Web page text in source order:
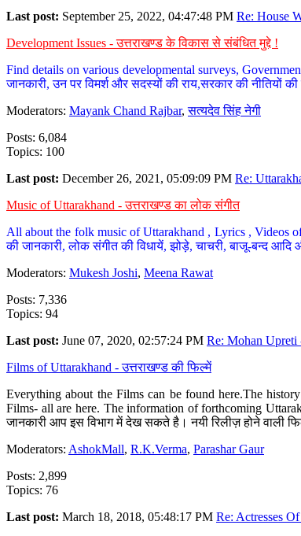
Last post: September 25, 2022, 04:47:48 PM Re: House
Development Issues - उत्तराखण्ड के विकास से संबंधित मुद्दे !
Find details on various developmental surveys,
जानकारी, उन पर विमर्श और सदस्यों की राय,सरकार की नीतियों
Moderators: Mayank Chand Rajbar,सत्यदेव सिंह नेगी
Posts: 6,084
Topics: 100
Last post: December 26, 2021, 05:09:09 PM Re:
Music of Uttarakhand - उत्तराखण्ड का लोक संगीत
All about the folk music of Uttarakhand , Lyrics , Videos
की जानकारी, लोक संगीत की विधायें, झोड़े, चाचरी, बाजू-बन्द
Moderators: Mukesh Joshi, Meena Rawat
Posts: 7,336
Topics: 94
Last post: June 07, 2020, 02:57:24 PM Re: Mohan Upreti
Films of Uttarakhand - उत्तराखण्ड की फिल्में
Everything about the Films can be found here.The
Films- all are here. The information of forthcoming
जानकारी आप इस विभाग में देख सकते है। नयी रिलीज़ होने वाली
Moderators: AshokMall, R.K.Verma, Parashar Gaur
Posts: 2,899
Topics: 76
Last post: March 18, 2018, 05:48:17 PM Re: Actresses